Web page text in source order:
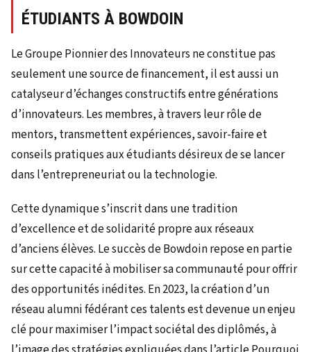
ÉTUDIANTS À BOWDOIN
Le Groupe Pionnier des Innovateurs ne constitue pas
seulement une source de financement, il est aussi un
catalyseur d’échanges constructifs entre générations
d’innovateurs. Les membres, à travers leur rôle de
mentors, transmettent expériences, savoir-faire et
conseils pratiques aux étudiants désireux de se lancer
dans l’entrepreneuriat ou la technologie.
Cette dynamique s’inscrit dans une tradition
d’excellence et de solidarité propre aux réseaux
d’anciens élèves. Le succès de Bowdoin repose en partie
sur cette capacité à mobiliser sa communauté pour offrir
des opportunités inédites. En 2023, la création d’un
réseau alumni fédérant ces talents est devenue un enjeu
clé pour maximiser l’impact sociétal des diplômés, à